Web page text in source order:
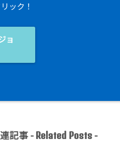
ック！
ョ
記事 - Related Posts-